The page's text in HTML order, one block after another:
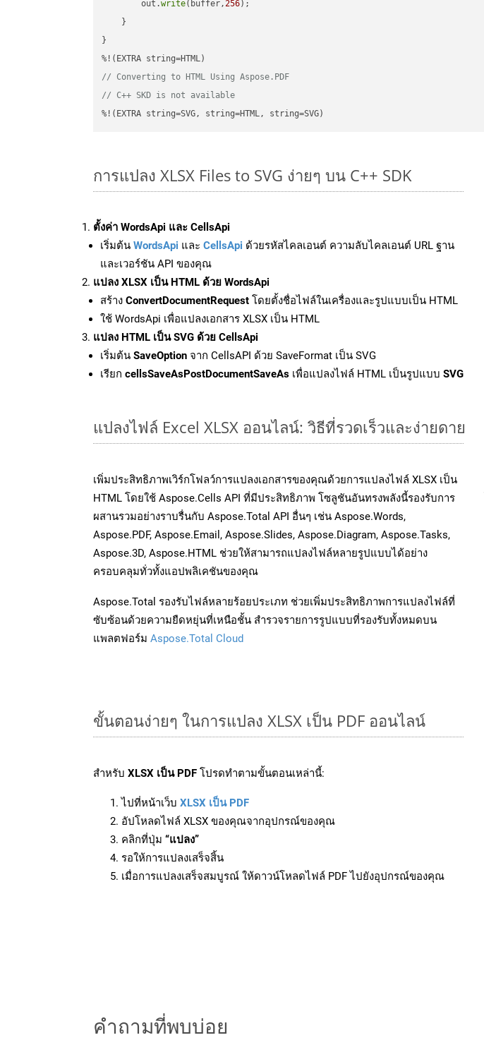
        out.
write(buffer,256);
    }
}
// Converting to HTML Using Aspose.PDF
// C++ SKD is not available
%!(EXTRA string=SVG, string=HTML, string=SVG)
การแปลง XLSX Files to SVG ง่ายๆ บน C++ SDK
ตั้งค่า WordsApi และ CellsApi
เริ่มต้น WordsApi และ CellsApi ด้วยรหัสไคลเอนต์ ความลับไคลเอนต์ URL ฐาน
และเวอร์ชัน API ของคุณ
แปลง XLSX เป็น HTML ด้วย WordsApi
สร้าง ConvertDocumentRequest โดยตั้งชื่อไฟล์ในเครื่องและรูปแบบเป็น HTML
ใช้ WordsApi เพื่อแปลงเอกสาร XLSX เป็น HTML
แปลง HTML เป็น SVG ด้วย CellsApi
เริ่มต้น SaveOption จาก CellsAPI ด้วย SaveFormat เป็น SVG
เรียก cellsSaveAsPostDocumentSaveAs เพื่อแปลงไฟล์ HTML เป็นรูปแบบ SVG
แปลงไฟล์ Excel XLSX ออนไลน์: วิธีที่รวดเร็วและง่ายดาย
เพิ่มประสิทธิภาพเวิร์กโฟลว์การแปลงเอกสารของคุณด้วยการแปลงไฟล์ XLSX เป็น
HTML โดยใช้ Aspose.Cells API ที่มีประสิทธิภาพ โซลูชันอันทรงพลังนี้รองรับการ
ผสานรวมอย่างราบรื่นกับ Aspose.Total API อื่นๆ เช่น Aspose.Words,
Aspose.PDF, Aspose.Email, Aspose.Slides, Aspose.Diagram, Aspose.Tasks,
Aspose.3D, Aspose.HTML ช่วยให้สามารถแปลงไฟล์หลายรูปแบบได้อย่าง
ครอบคลุมทั่วทั้งแอปพลิเคชันของคุณ
Aspose.Total รองรับไฟล์หลายร้อยประเภท ช่วยเพิ่มประสิทธิภาพการแปลงไฟล์ที่
ซับซ้อนด้วยความยืดหยุ่นที่เหนือชั้น สำรวจรายการรูปแบบที่รองรับทั้งหมดบน
แพลตฟอร์ม Aspose.Total Cloud
ขั้นตอนง่ายๆ ในการแปลง XLSX เป็น PDF ออนไลน์
สำหรับ XLSX เป็น PDF โปรดทำตามขั้นตอนเหล่านี้:
ไปที่หน้าเว็บ XLSX เป็น PDF
อัปโหลดไฟล์ XLSX ของคุณจากอุปกรณ์ของคุณ
คลิกที่ปุ่ม “แปลง”
รอให้การแปลงเสร็จสิ้น
เมื่อการแปลงเสร็จสมบูรณ์ ให้ดาวน์โหลดไฟล์ PDF ไปยังอุปกรณ์ของคุณ
คำถามที่พบบ่อย